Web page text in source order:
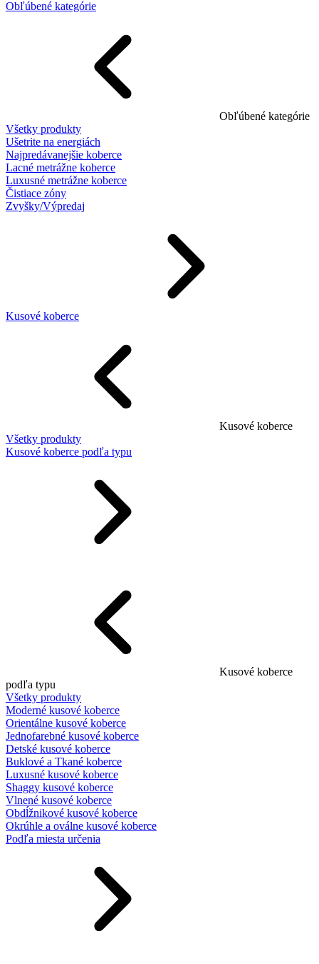
Obľúbené kategórie
Obľúbené kategórie
Všetky produkty
Ušetrite na energiách
Najpredávanejšie koberce
Lacné metrážne koberce
Luxusné metrážne koberce
Čistiace zóny
Zvyšky/Výpredaj
Kusové koberce
Kusové koberce
Všetky produkty
Kusové koberce podľa typu
Kusové koberce
podľa typu
Všetky produkty
Moderné kusové koberce
Orientálne kusové koberce
Jednofarebné kusové koberce
Detské kusové koberce
Buklové a Tkané koberce
Luxusné kusové koberce
Shaggy kusové koberce
Vlnené kusové koberce
Obdĺžnikové kusové koberce
Okrúhle a oválne kusové koberce
Podľa miesta určenia